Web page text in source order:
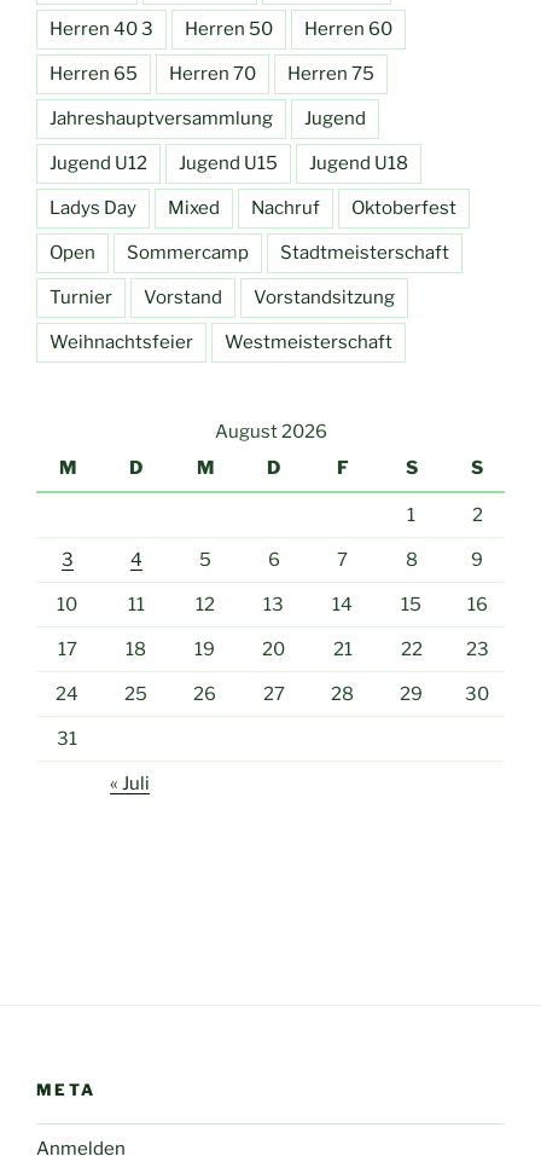
Herren 40 3 Herren 50 Herren 60
Herren 65 Herren 70 Herren 75
Jahreshauptversammlung Jugend
Jugend U12 Jugend U15 Jugend U18
Ladys Day Mixed Nachruf Oktoberfest
Open Sommercamp Stadtmeisterschaft
Turnier Vorstand Vorstandsitzung
Weihnachtsfeier Westmeisterschaft
August 2026
M
D M D F S S
1 2
3 4 5 6 7 8 9
10 11 12 13 14 15 16
17 18 19 20 21 22 23
24 25 26 27 28 29 30
31
« Juli
META
Anmelden